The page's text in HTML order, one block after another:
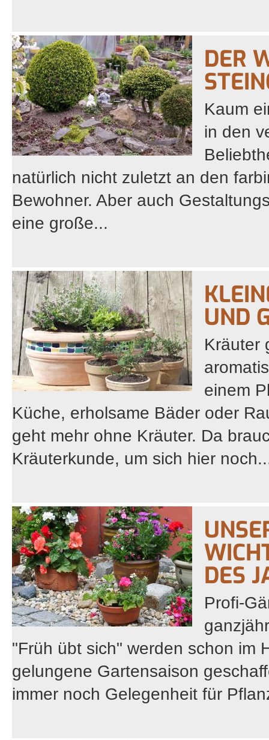
DER
Kaum
in den
natürlich nicht zuletzt an den
Bewohner. Aber auch
eine große...
UND
Kräuter
einem
Küche, erholsame Bäder oder
geht mehr ohne Kräuter. Da
Kräuterkunde, um sich hier
DES
Profi-
"Früh übt sich" werden schon im
gelungene Gartensaison
immer noch Gelegenheit für